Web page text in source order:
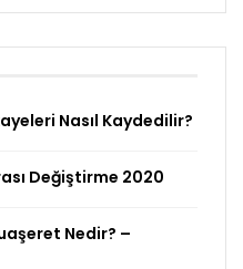
Nasıl Kaydedilir?
Değiştirme 2020
Nedir? –